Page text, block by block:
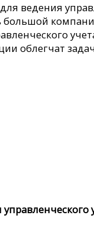
ведения
большой
облегчат